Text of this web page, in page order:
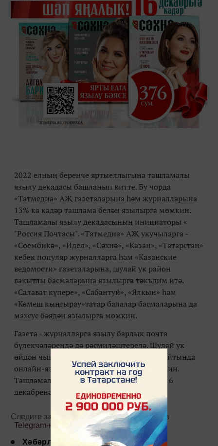
2022 елның беренче яртыеллыгына ташламалы
язылу декадасы башланып китте. Бу чорда
«Татмедиа» АҖ газеталарына һәм журналларына
13% ка кадәр ташлама белән язылырга мөмкин.
Ташламалы язылу декадасының инициаторы «
"Россия Почтасы". «Татмедиа» АҖ укучыларга -
«Сөембикә», «Идел», «Сәхнә», «Казан», «Татарстан»
кебек популяр журналларга һәм «Казанские
ведомости» газеталарына, шулай ук район
вакытлы басмаларына язылырга тәкъдим итә.
«Салават күпере», «Сабантуй», «Ялкын» һәм
«Көмеш кыңгырау»татар балалар басмаларына да
махсус бәядән язылырга мөмкин.
Газета - журналларга язылу барлык почта
бүлекчәләрендә дә рәсмиләштерелә. Шулай ук
өйдән чыкмыйча гына «Татмедиа» АҖ сайтында
онлайн-язылудан да файдаланырга мөмкин.
Ташламалы язылу декадасы 2021 елның 16
декабренә кадәр дәвам итәчәк.
Следите за самым важным и интересным в
Telegram-канале
Татмедиа
Хәбәрләр